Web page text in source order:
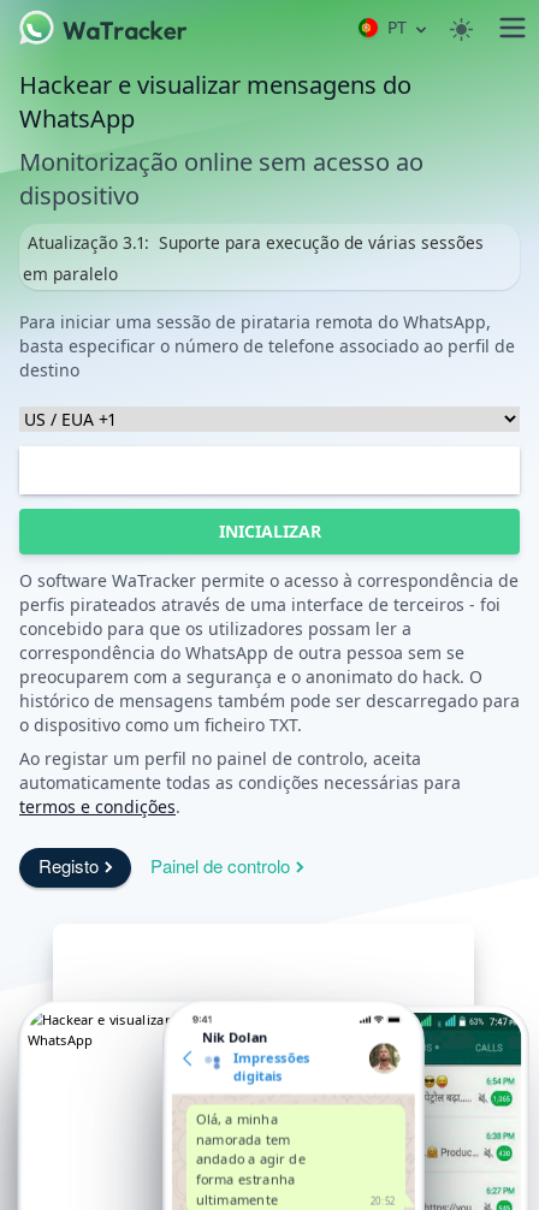
PT
Hackear e visualizar mensagens do
WhatsApp
Monitorização online sem acesso ao
dispositivo
Atualização 3.1: Suporte para execução de várias sessões
em paralelo
Para iniciar uma sessão de pirataria remota do WhatsApp,
basta especificar o número de telefone associado ao perfil de
destino
INICIALIZAR
O software WaTracker permite o acesso à correspondência de
perfis pirateados através de uma interface de terceiros - foi
concebido para que os utilizadores possam ler a
correspondência do WhatsApp de outra pessoa sem se
preocuparem com a segurança e o anonimato do hack. O
histórico de mensagens também pode ser descarregado para
o dispositivo como um ficheiro TXT.
Ao registar um perfil no painel de controlo, aceita
automaticamente todas as condições necessárias para
termos e condições.
Registo Painel de controlo
Nik Dolan
Impressões
digitais
20:52
Olá, a minha
namorada tem
andado a agir de
forma estranha
ultimamente